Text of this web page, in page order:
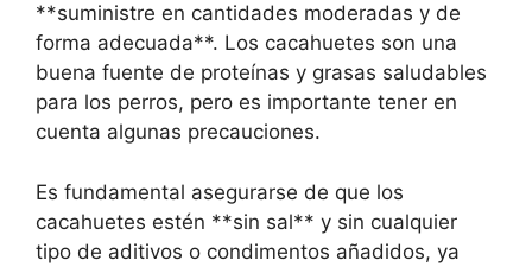
**suministre en cantidades moderadas y de
forma adecuada**. Los cacahuetes son una
buena fuente de proteínas y grasas saludables
para los perros, pero es importante tener en
cuenta algunas precauciones.
Es fundamental asegurarse de que los
cacahuetes estén **sin sal** y sin cualquier
tipo de aditivos o condimentos añadidos, ya